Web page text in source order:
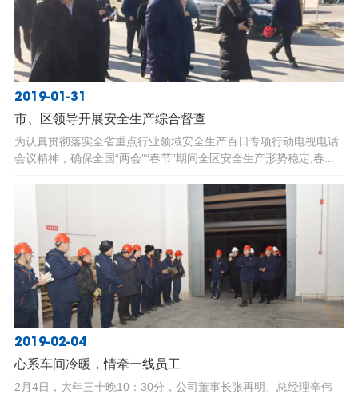
2019-01-31
市、区领导开展安全生产综合督查
为认真贯彻落实全省重点行业领域安全生产百日专项行动电视电话
会议精神，确保全国“两会”“春节”期间全区安全生产形势稳定,春...
2019-02-04
心系车间冷暖，情牵一线员工
2月4日，大年三十晚10：30分，公司董事长张再明、总经理辛伟